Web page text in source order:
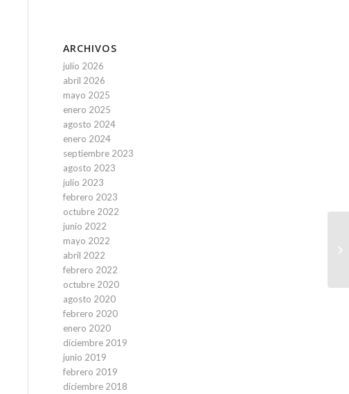
ARCHIVOS
julio 2026
abril 2026
mayo 2025
enero 2025
agosto 2024
enero 2024
septiembre 2023
agosto 2023
julio 2023
febrero 2023
octubre 2022
junio 2022
mayo 2022
abril 2022
febrero 2022
octubre 2020
agosto 2020
febrero 2020
enero 2020
diciembre 2019
junio 2019
febrero 2019
diciembre 2018